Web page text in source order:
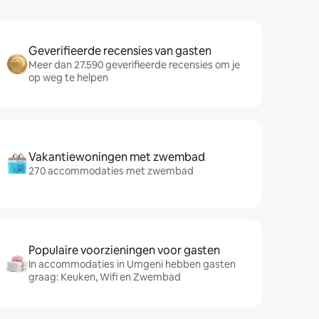
Geverifieerde recensies van gasten
Meer dan 27.590 geverifieerde recensies om je
op weg te helpen
Vakantiewoningen met zwembad
270 accommodaties met zwembad
Populaire voorzieningen voor gasten
In accommodaties in Umgeni hebben gasten
graag: Keuken, Wifi en Zwembad